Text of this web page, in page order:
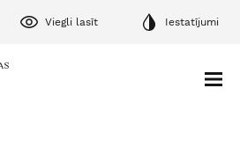
Viegli lasīt Iestatījumi